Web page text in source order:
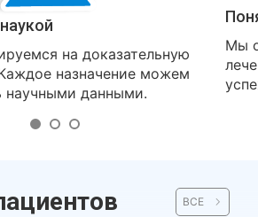
на доказательную
назначение можем
научными данными.
Мы
ВСЕ